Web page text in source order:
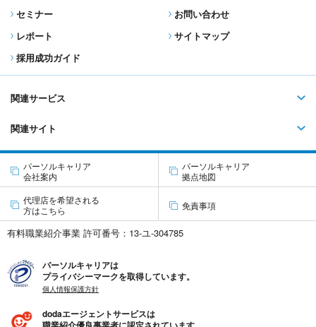
セミナー
レポート
採用成功ガイド
お問い合わせ
サイトマップ
関連サービス
関連サイト
パーソルキャリア
会社案内
パーソルキャリア
拠点地図
代理店を希望される
方はこちら
免責事項
有料職業紹介事業 許可番号：13-ユ-304785
パーソルキャリアは
プライバシーマークを取得しています。
個人情報保護方針
dodaエージェントサービスは